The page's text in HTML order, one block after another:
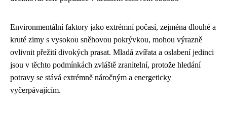
Environmentální faktory jako extrémní počasí, zejména dlouhé a
kruté zimy s vysokou sněhovou pokrývkou, mohou výrazně
ovlivnit přežití divokých prasat. Mladá zvířata a oslabení jedinci
jsou v těchto podmínkách zvláště zranitelní, protože hledání
potravy se stává extrémně náročným a energeticky
vyčerpávajícím.